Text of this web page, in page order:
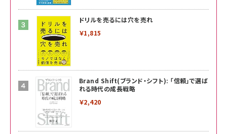
ドリルを売るには穴を売れ
￥1,815
Brand Shift(ブランド・シフト): 「信頼」で選ば
れる時代の成長戦略
￥2,420